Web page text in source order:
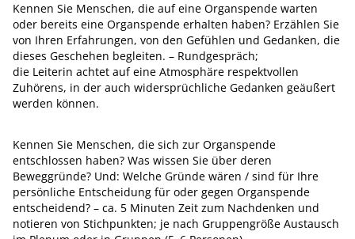
Kennen Sie Menschen, die auf eine Organspende warten
oder bereits eine Organspende erhalten haben? Erzählen Sie
von Ihren Erfahrungen, von den Gefühlen und Gedanken, die
dieses Geschehen begleiten. – Rundgespräch;
die Leiterin achtet auf eine Atmosphäre respektvollen
Zuhörens, in der auch widersprüchliche Gedanken geäußert
werden können.
Kennen Sie Menschen, die sich zur Organspende
entschlossen haben? Was wissen Sie über deren
Beweggründe? Und: Welche Gründe wären / sind für Ihre
persönliche Entscheidung für oder gegen Organspende
entscheidend? – ca. 5 Minuten Zeit zum Nachdenken und
notieren von Stichpunkten; je nach Gruppengröße Austausch